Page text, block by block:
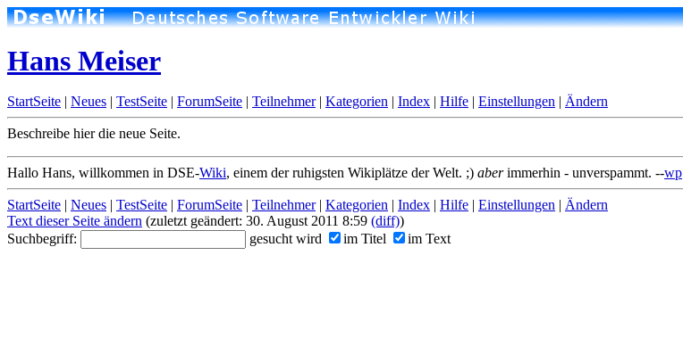
Hans Meiser
StartSeite | Neues | TestSeite | ForumSeite | Teilnehmer| Kategorien | Index | Hilfe | Einstellungen | Ändern
Beschreibe hier die neue Seite.
Hallo Hans, willkommen in DSE-Wiki, einem der ruhigsten Wikiplätze der Welt. ;) aberimmerhin - unverspammt. --wp
StartSeite | Neues | TestSeite | ForumSeite | Teilnehmer| Kategorien | Index | Hilfe | Einstellungen | Ändern
Text dieser Seite ändern (zuletzt geändert: 30. August 2011 8:59 (diff))
Suchbegriff:
gesucht wird im Titel im Text